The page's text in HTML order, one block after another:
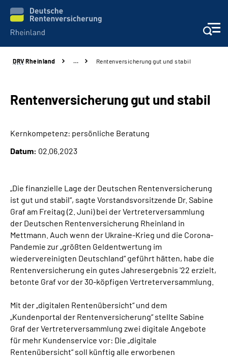
Aktuelles
Beratung und Kontakt
Klinikverbund
Über uns
Presse
Inhalte in Gebärdensprache (DGS)
Suche
DRV Rheinland … Rentenversicherung gut und stabil
Rentenversicherung gut und stabil
Kernkompetenz: persönliche Beratung
Datum: 02.06.2023
„Die finanzielle Lage der Deutschen Rentenversicherung
ist gut und stabil“, sagte Vorstandsvorsitzende Dr. Sabine
Graf am Freitag (2. Juni) bei der Vertreterversammlung
der Deutschen Rentenversicherung Rheinland in
Mettmann. Auch wenn der Ukraine-Krieg und die Corona-
Pandemie zur „größten Geldentwertung im
wiedervereinigten Deutschland“ geführt hätten, habe die
Rentenversicherung ein gutes Jahresergebnis '22 erzielt,
betonte Graf vor der 30-köpfigen Vertreterversammlung.
Mit der „digitalen Rentenübersicht“ und dem
„Kundenportal der Rentenversicherung“ stellte Sabine
Graf der Vertreterversammlung zwei digitale Angebote
für mehr Kundenservice vor: Die „digitale
Rentenübersicht“ soll künftig alle erworbenen